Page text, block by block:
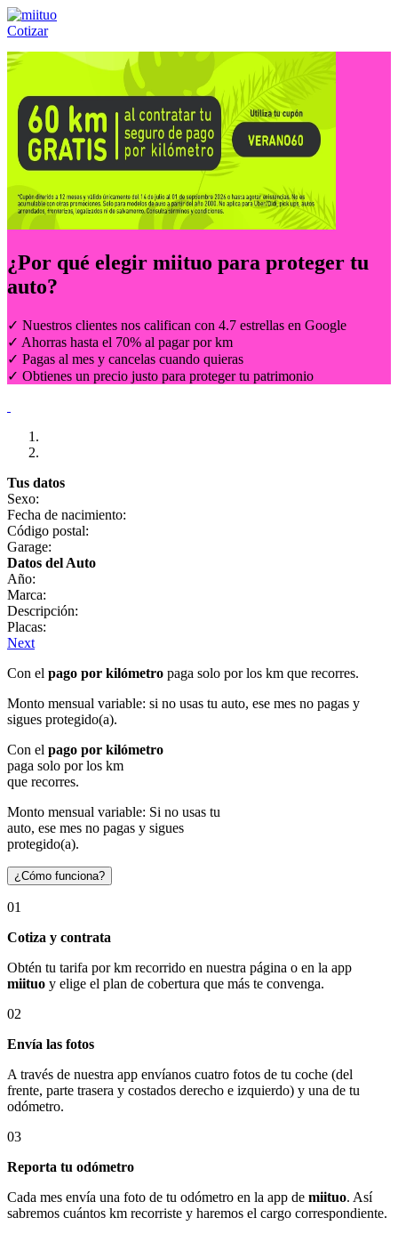
Cotizar
Llámanos al:(55) 84-21-05-00 ó
¿Por qué elegir miituo para proteger tu
auto?
✓ Nuestros clientes nos califican con 4.7 estrellas en Google
✓ Ahorras hasta el 70% al pagar por km
✓ Pagas al mes y cancelas cuando quieras
✓ Obtienes un precio justo para proteger tu patrimonio
Tus datos
Sexo:
Fecha de nacimiento:
Código postal:
Garage:
Datos del Auto
Año:
Marca:
Descripción:
Placas:
Next
Con el pago por kilómetro paga solo por los km que recorres.
Monto mensual variable: si no usas tu auto, ese mes no pagas y
sigues protegido(a).
Con el pago por kilómetro
paga solo por los km
que recorres.
Monto mensual variable: Si no usas tu
auto, ese mes no pagas y sigues
protegido(a).
¿Cómo funciona?
01
Cotiza y contrata
Obtén tu tarifa por km recorrido en nuestra página o en la app
miituo y elige el plan de cobertura que más te convenga.
02
Envía las fotos
A través de nuestra app envíanos cuatro fotos de tu coche (del
frente, parte trasera y costados derecho e izquierdo) y una de tu
odómetro.
03
Reporta tu odómetro
Cada mes envía una foto de tu odómetro en la app de miituo. Así
sabremos cuántos km recorriste y haremos el cargo correspondiente.